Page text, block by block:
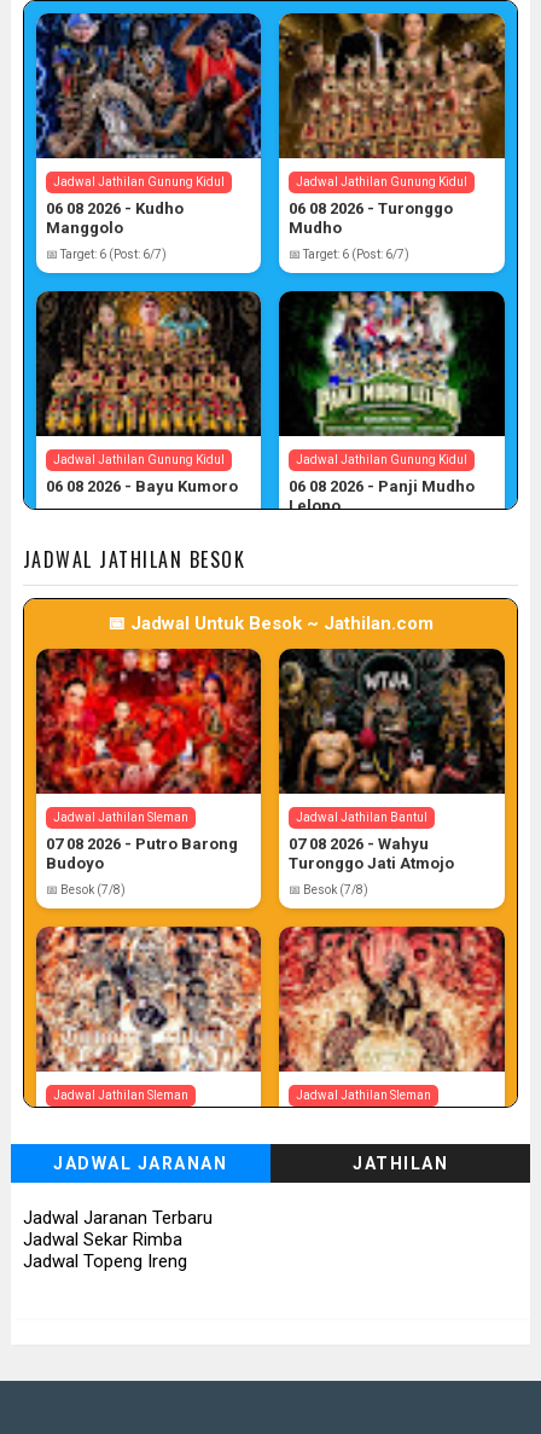
Jadwal Jathilan Gunung Kidul
06 08 2026 - Kudho
Manggolo
📅 Target: 6 (Post: 6/7)
Jadwal Jathilan Gunung Kidul
06 08 2026 - Turonggo
Mudho
📅 Target: 6 (Post: 6/7)
Jadwal Jathilan Gunung Kidul
06 08 2026 - Bayu Kumoro
Jadwal Jathilan Gunung Kidul
06 08 2026 - Panji Mudho
Lelono
Jadwal Jathilan Gunung Kidul
06 08 2026 - Wahyu Budoyo
📅 Target: 6 (Post: 6/7)
JADWAL JATHILAN BESOK
📅 Jadwal Untuk Besok ~ Jathilan.com
Jadwal Jathilan Sleman
07 08 2026 - Putro Barong
Budoyo
📅 Besok (7/8)
Jadwal Jathilan Bantul
07 08 2026 - Wahyu
Turonggo Jati Atmojo
📅 Besok (7/8)
Jadwal Jathilan Sleman
📅 Besok (7/8)
Jadwal Jathilan Sleman
📅 Besok (7/8)
JADWAL JARANAN JATHILAN
Jadwal Jaranan Terbaru
Jadwal Sekar Rimba
Jadwal Topeng Ireng